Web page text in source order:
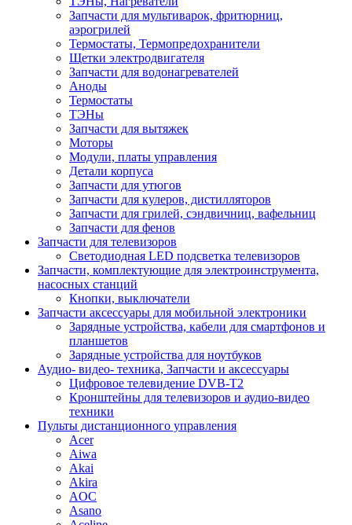
Запчасти для мультиварок, фритюрниц,
аэрогрилей
Термостаты, Термопредохранители
Щетки электродвигателя
Запчасти для водонагревателей
Аноды
Термостаты
ТЭНы
Запчасти для вытяжек
Моторы
Модули, платы управления
Детали корпуса
Запчасти для утюгов
Запчасти для кулеров, дистилляторов
Запчасти для грилей, сэндвичниц, вафельниц
Запчасти для фенов
Запчасти для телевизоров
Светодиодная LED подсветка телевизоров
Запчасти, комплектующие для электроинструмента,
насосных станций
Кнопки, выключатели
Запчасти аксессуары для мобильной электроники
Зарядные устройства, кабели для смартфонов и
планшетов
Зарядные устройства для ноутбуков
Аудио- видео- техника, Запчасти и аксессуары
Цифровое телевидение DVB-T2
Кронштейны для телевизоров и аудио-видео
техники
Пульты дистанционного управления
Acer
Aiwa
Akai
Akira
AOC
Asano